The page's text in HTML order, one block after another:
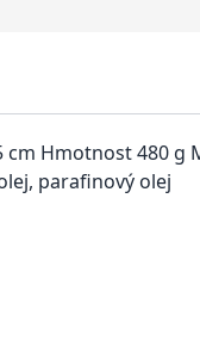
cm Hmotnost 480
parafinový olej